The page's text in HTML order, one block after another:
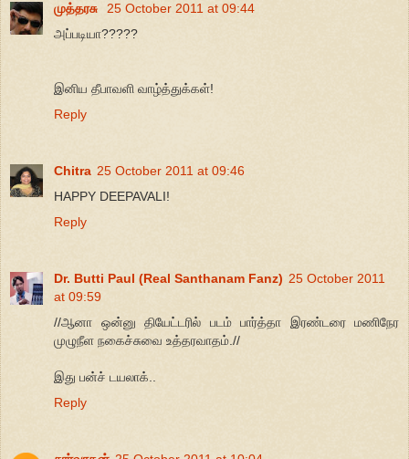
முத்தரசு
25 October 2011 at 09:44
அப்படியா?????
இனிய தீபாவளி வாழ்த்துக்கள்!
Reply
Chitra 25 October 2011 at 09:46
HAPPY DEEPAVALI!
Reply
Dr. Butti Paul (Real Santhanam Fanz) 25 October 2011
at 09:59
//ஆனா ஒன்னு தியேட்டரில் படம் பார்த்தா இரண்டரை மணிநேர
முழுநீள நகைச்சுவை உத்தரவாதம்.//
இது பன்ச் டயலாக்..
Reply